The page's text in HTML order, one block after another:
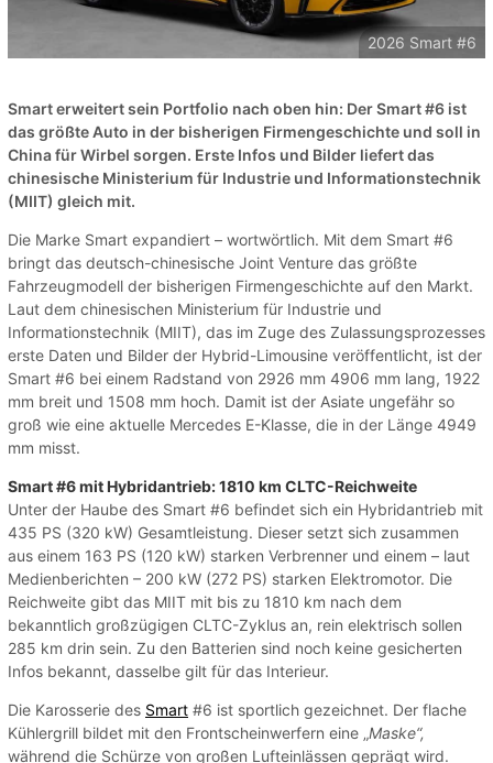
2026 Smart #6
Smart erweitert sein Portfolio nach oben hin: Der Smart #6 ist
das größte Auto in der bisherigen Firmengeschichte und soll in
China für Wirbel sorgen. Erste Infos und Bilder liefert das
chinesische Ministerium für Industrie und Informationstechnik
(MIIT) gleich mit.
Die Marke Smart expandiert – wortwörtlich. Mit dem Smart #6
bringt das deutsch-chinesische Joint Venture das größte
Fahrzeugmodell der bisherigen Firmengeschichte auf den Markt.
Laut dem chinesischen Ministerium für Industrie und
Informationstechnik (MIIT), das im Zuge des Zulassungsprozesses
erste Daten und Bilder der Hybrid-Limousine veröffentlicht, ist der
Smart #6 bei einem Radstand von 2926 mm 4906 mm lang, 1922
mm breit und 1508 mm hoch. Damit ist der Asiate ungefähr so
groß wie eine aktuelle Mercedes E-Klasse, die in der Länge 4949
mm misst.
Smart #6 mit Hybridantrieb: 1810 km CLTC-Reichweite
Unter der Haube des Smart #6 befindet sich ein Hybridantrieb mit
435 PS (320 kW) Gesamtleistung. Dieser setzt sich zusammen
aus einem 163 PS (120 kW) starken Verbrenner und einem – laut
Medienberichten – 200 kW (272 PS) starken Elektromotor. Die
Reichweite gibt das MIIT mit bis zu 1810 km nach dem
bekanntlich großzügigen CLTC-Zyklus an, rein elektrisch sollen
285 km drin sein. Zu den Batterien sind noch keine gesicherten
Infos bekannt, dasselbe gilt für das Interieur.
Die Karosserie des Smart #6 ist sportlich gezeichnet. Der flache
Kühlergrill bildet mit den Frontscheinwerfern eine „Maske“,
während die Schürze von großen Lufteinlässen geprägt wird.